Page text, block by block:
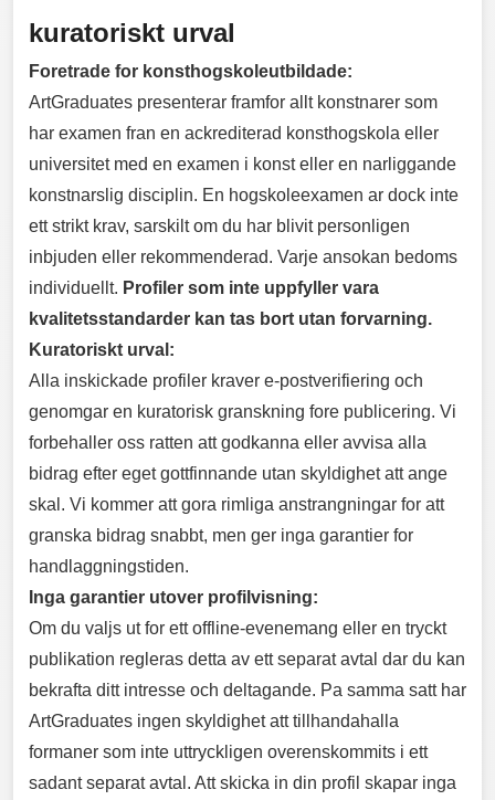
kuratoriskt urval
Foretrade for konsthogskoleutbildade:
ArtGraduates presenterar framfor allt konstnarer som
har examen fran en ackrediterad konsthogskola eller
universitet med en examen i konst eller en narliggande
konstnarslig disciplin. En hogskoleexamen ar dock inte
ett strikt krav, sarskilt om du har blivit personligen
inbjuden eller rekommenderad. Varje ansokan bedoms
individuellt. Profiler som inte uppfyller vara
kvalitetsstandarder kan tas bort utan forvarning.
Kuratoriskt urval:
Alla inskickade profiler kraver e-postverifiering och
genomgar en kuratorisk granskning fore publicering. Vi
forbehaller oss ratten att godkanna eller avvisa alla
bidrag efter eget gottfinnande utan skyldighet att ange
skal. Vi kommer att gora rimliga anstrangningar for att
granska bidrag snabbt, men ger inga garantier for
handlaggningstiden.
Inga garantier utover profilvisning:
Om du valjs ut for ett offline-evenemang eller en tryckt
publikation regleras detta av ett separat avtal dar du kan
bekrafta ditt intresse och deltagande. Pa samma satt har
ArtGraduates ingen skyldighet att tillhandahalla
formaner som inte uttryckligen overenskommits i ett
sadant separat avtal. Att skicka in din profil skapar inga